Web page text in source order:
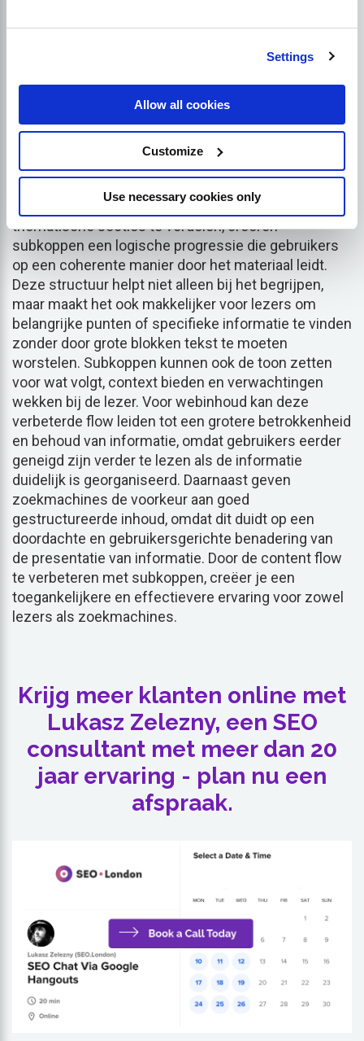
Settings
Allow all cookies
Customize
Use necessary cookies only
inhoudsmarketingstrategie.
met subkoppen
Subkoppen spelen een cruciale rol in het verbeteren
van de stroom van inhoud, waardoor het voor lezers
belangrijke punten te begrijpen. Door tekst in
thematische secties te verdelen, creëren
subkoppen een logische progressie die gebruikers
op een coherente manier door het materiaal leidt.
Deze structuur helpt niet alleen bij het begrijpen,
maar maakt het ook makkelijker voor lezers om
belangrijke punten of specifieke informatie te vinden
zonder door grote blokken tekst te moeten
worstelen. Subkoppen kunnen ook de toon zetten
voor wat volgt, context bieden en verwachtingen
wekken bij de lezer. Voor webinhoud kan deze
verbeterde flow leiden tot een grotere betrokkenheid
en behoud van informatie, omdat gebruikers eerder
geneigd zijn verder te lezen als de informatie
duidelijk is georganiseerd. Daarnaast geven
zoekmachines de voorkeur aan goed
gestructureerde inhoud, omdat dit duidt op een
doordachte en gebruikersgerichte benadering van
de presentatie van informatie. Door de content flow
te verbeteren met subkoppen, creëer je een
toegankelijkere en effectievere ervaring voor zowel
lezers als zoekmachines.
Krijg meer klanten online met
Lukasz Zelezny, een SEO
consultant met meer dan 20
jaar ervaring - plan nu een
afspraak.